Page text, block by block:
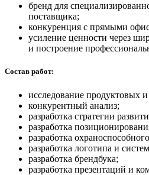
бренд для
поставщика;
конкуренция с прямыми
усиление ценности через
и построение
Состав работ:
исследование продуктовых
конкурентный анализ;
разработка стратегии
разработка
разработка
разработка логотипа и
разработка брендбука;
разработка презентаций и